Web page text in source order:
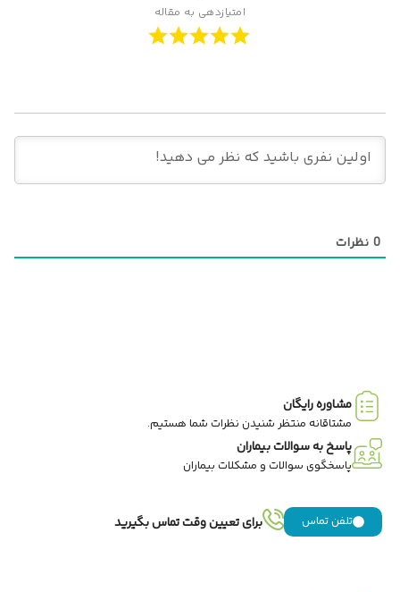
امتیازدهی به مقاله
0 نظرات
مشاوره رایگان
مشتاقانه منتظر شنیدن نظرات شما هستیم.
پاسخ به سوالات بیماران
پاسخگوی سوالات و مشکلات بیماران
تلفن تماس برای تعیین وقت تماس بگیرید